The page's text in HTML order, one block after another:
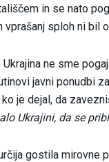
in se nato
sploh ni bil
ne sme
javni ponudbi
je dejal, da
Ukrajini, da se
gostila mirovne